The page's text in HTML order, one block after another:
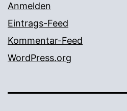
Anmelden
Eintrags-Feed
Kommentar-Feed
WordPress.org